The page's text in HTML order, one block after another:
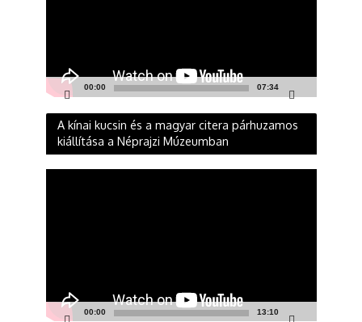
00:00 07:34
A kínai kucsin és a magyar citera párhuzamos
kiállítása a Néprajzi Múzeumban
00:00 13:10